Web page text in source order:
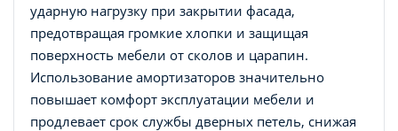
ударную нагрузку при закрытии фасада,
предотвращая громкие хлопки и защищая
поверхность мебели от сколов и царапин.
Использование амортизаторов значительно
повышает комфорт эксплуатации мебели и
продлевает срок службы дверных петель, снижая